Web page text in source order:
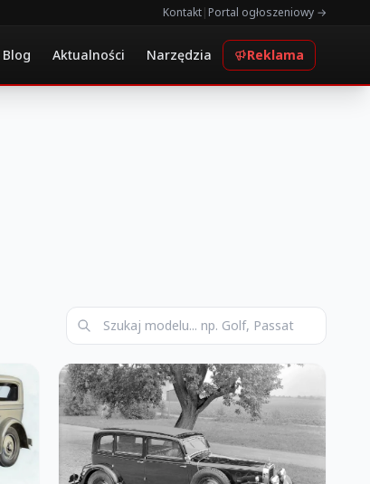
Kontakt| Portal ogłoszeniowy →
Blog Aktualności Narzędzia Reklama